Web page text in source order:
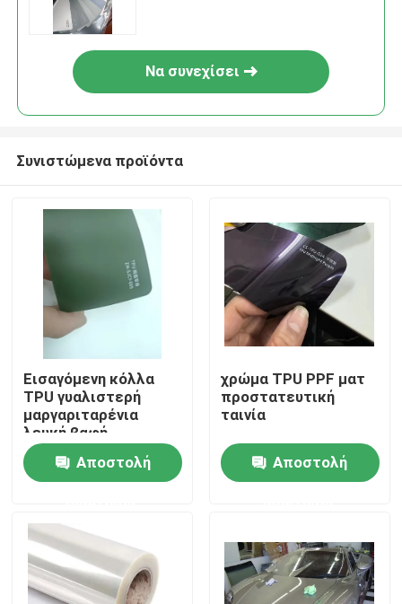
Αρχική Σελίδα
Προϊόντα
Βίντεο
Να συνεχίσει
Συνιστώμενα προϊόντα
Εισαγόμενη κόλλα
TPU γυαλιστερή
μαργαριταρένια
λευκή βαφή
αυτοκινήτου με
εξαιρετική αντοχή
Αποστολή
χρώμα TPU PPF ματ
προστατευτική
ταινία
Αποστολή